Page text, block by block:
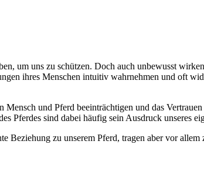
um uns zu schützen. Doch auch unbewusst
ihres Menschen intuitiv wahrnehmen und oft
und Pferd beeinträchtigen und das
Pferdes sind dabei häufig sein Ausdruck unseres
Beziehung zu unserem Pferd, tragen aber vor allem